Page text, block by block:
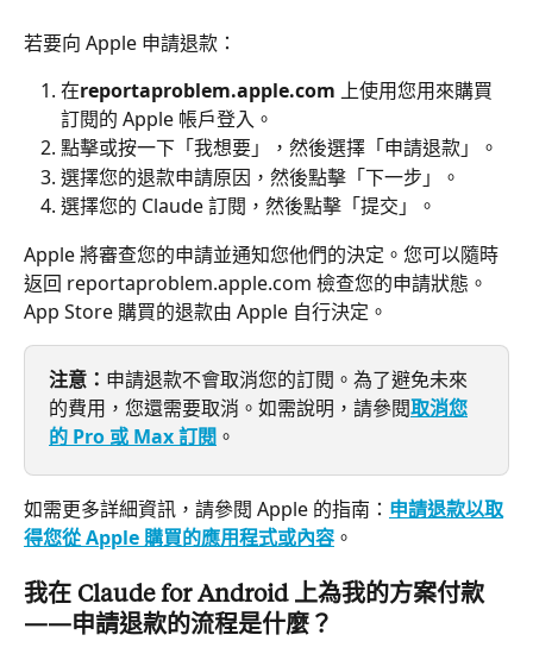
若要向 Apple 申請退款：
在reportaproblem.apple.com 上使用您用來購買
訂閱的 Apple 帳戶登入。
點擊或按一下「我想要」，然後選擇「申請退款」。
選擇您的退款申請原因，然後點擊「下一步」。
選擇您的 Claude 訂閱，然後點擊「提交」。
Apple 將審查您的申請並通知您他們的決定。您可以隨時
返回 reportaproblem.apple.com 檢查您的申請狀態。
App Store 購買的退款由 Apple 自行決定。
注意： 申請退款不會取消您的訂閱。為了避免未來
的費用，您還需要取消。如需說明，請參閱取消您
的 Pro 或 Max 訂閱 。
如需更多詳細資訊，請參閱 Apple 的指南： 申請退款以取
得您從 Apple 購買的應用程式或內容 。
我在 Claude for Android 上為我的方案付款
——申請退款的流程是什麼？